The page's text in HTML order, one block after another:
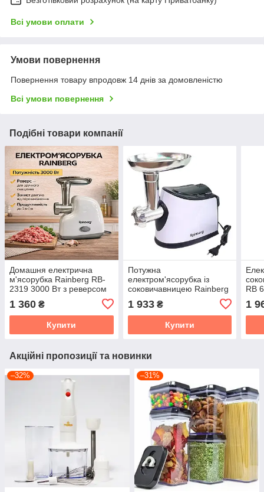
Всі умови оплати
Умови повернення
Повернення товару впродовж 14 днів за домовленістю
Всі умови повернення
Подібні товари компанії
Домашня електрична
м'ясорубка Rainberg RB-
2319 3000 Вт з реверсом
1 360 ₴
Купити
Потужна
електром'ясорубка із
соковичавницею Rainberg
1 933₴
Купити
RB
1
Акційні пропозиції та новинки
–32% –31%